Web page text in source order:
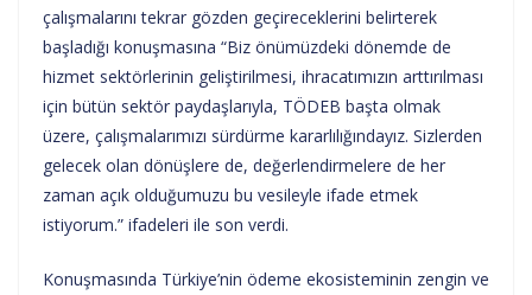
çalışmalarını tekrar gözden geçireceklerini belirterek
başladığı konuşmasına “Biz önümüzdeki dönemde de
hizmet sektörlerinin geliştirilmesi, ihracatımızın arttırılması
için bütün sektör paydaşlarıyla, TÖDEB başta olmak
üzere, çalışmalarımızı sürdürme kararlılığındayız. Sizlerden
gelecek olan dönüşlere de, değerlendirmelere de her
zaman açık olduğumuzu bu vesileyle ifade etmek
istiyorum.” ifadeleri ile son verdi.
Konuşmasında Türkiye’nin ödeme ekosisteminin zengin ve